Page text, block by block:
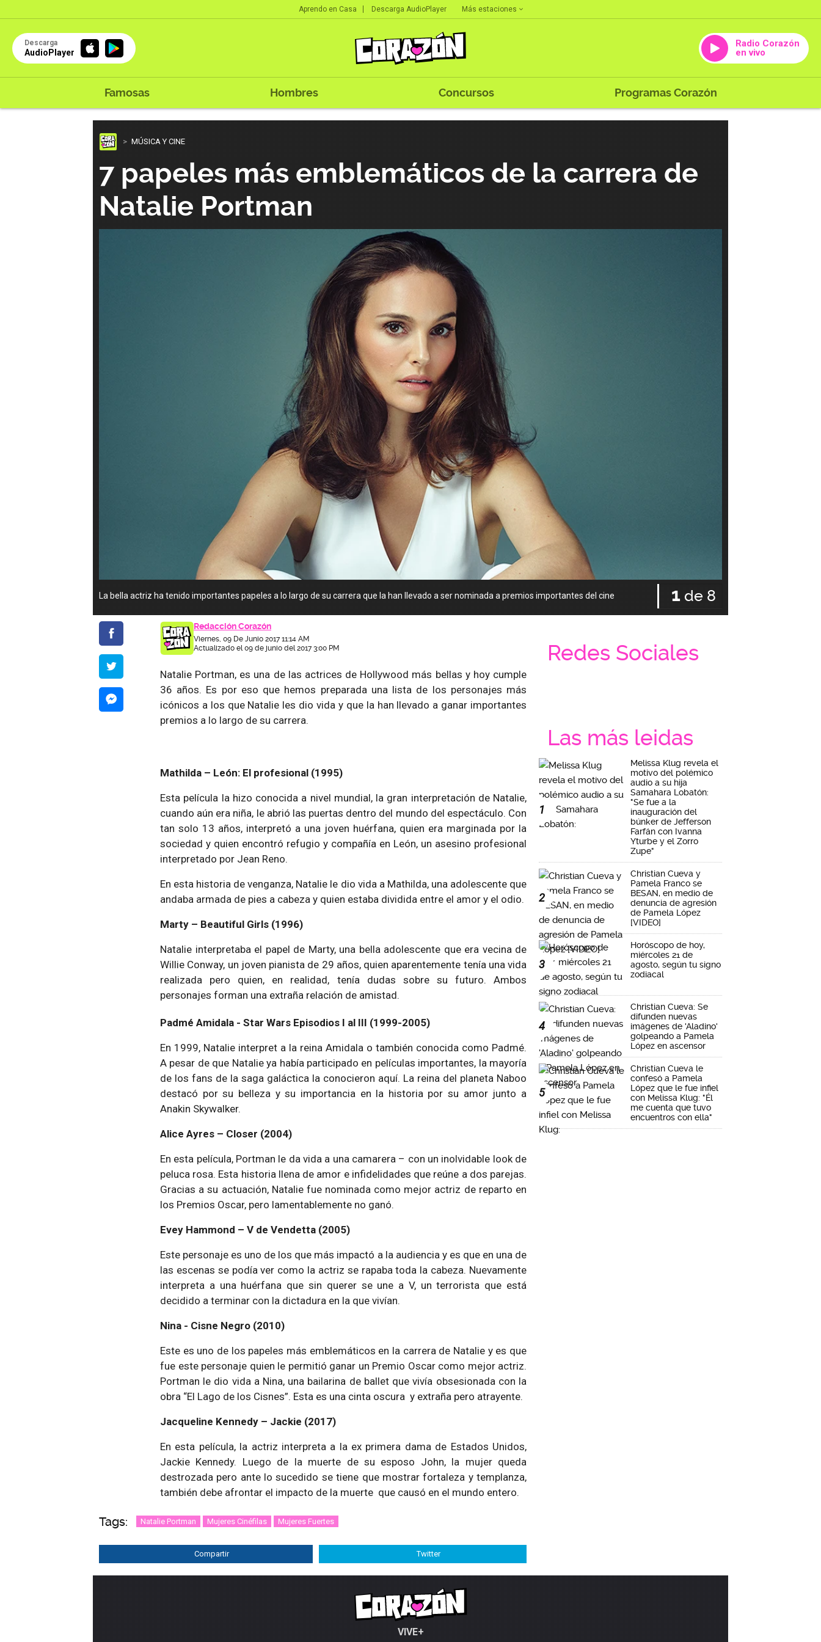
Aprendo en Casa Descarga AudioPlayer Más estaciones
Descarga
AudioPlayer
Radio Corazón
en vivo
Famosas Hombres Concursos Programas Corazón
MÚSICA Y CINE
7 papeles más emblemáticos de la carrera de
Natalie Portman
La bella actriz ha tenido importantes papeles a lo largo de su carrera que la han llevado a ser nominada a premios importantes del cine 1 de 8
Redacción Corazón
Viernes, 09 De Junio 2017 11:14 AM
Actualizado el 09 de junio del 2017 3:00 PM
Natalie Portman, es una de las actrices de Hollywood más bellas y hoy cumple
36 años. Es por eso que hemos preparada una lista de los personajes más
icónicos a los que Natalie les dio vida y que la han llevado a ganar importantes
premios a lo largo de su carrera.
Mathilda – León: El profesional (1995)
Esta película la hizo conocida a nivel mundial, la gran interpretación de Natalie,
cuando aún era niña, le abrió las puertas dentro del mundo del espectáculo. Con
tan solo 13 años, interpretó a una joven huérfana, quien era marginada por la
sociedad y quien encontró refugio y compañía en León, un asesino profesional
interpretado por Jean Reno.
En esta historia de venganza, Natalie le dio vida a Mathilda, una adolescente que
andaba armada de pies a cabeza y quien estaba dividida entre el amor y el odio.
Marty – Beautiful Girls (1996)
Natalie interpretaba el papel de Marty, una bella adolescente que era vecina de
Willie Conway, un joven pianista de 29 años, quien aparentemente tenía una vida
realizada pero quien, en realidad, tenía dudas sobre su futuro. Ambos
personajes forman una extraña relación de amistad.
Padmé Amidala - Star Wars Episodios I al III (1999-2005)
En 1999, Natalie interpret a la reina Amidala o también conocida como Padmé.
A pesar de que Natalie ya había participado en películas importantes, la mayoría
de los fans de la saga galáctica la conocieron aquí. La reina del planeta Naboo
destacó por su belleza y su importancia en la historia por su amor junto a
Anakin Skywalker.
Alice Ayres – Closer (2004)
En esta película, Portman le da vida a una camarera – con un inolvidable look de
peluca rosa. Esta historia llena de amor e infidelidades que reúne a dos parejas.
Gracias a su actuación, Natalie fue nominada como mejor actriz de reparto en
los Premios Oscar, pero lamentablemente no ganó.
Evey Hammond – V de Vendetta (2005)
Este personaje es uno de los que más impactó a la audiencia y es que en una de
las escenas se podía ver como la actriz se rapaba toda la cabeza. Nuevamente
interpreta a una huérfana que sin querer se une a V, un terrorista que está
decidido a terminar con la dictadura en la que vivían.
Nina - Cisne Negro (2010)
Este es uno de los papeles más emblemáticos en la carrera de Natalie y es que
fue este personaje quien le permitió ganar un Premio Oscar como mejor actriz.
Portman le dio vida a Nina, una bailarina de ballet que vivía obsesionada con la
obra “El Lago de los Cisnes”. Esta es una cinta oscura y extraña pero atrayente.
Jacqueline Kennedy – Jackie (2017)
En esta película, la actriz interpreta a la ex primera dama de Estados Unidos,
Jackie Kennedy. Luego de la muerte de su esposo John, la mujer queda
destrozada pero ante lo sucedido se tiene que mostrar fortaleza y templanza,
también debe afrontar el impacto de la muerte que causó en el mundo entero.
Tags: Natalie Portman Mujeres Cinéfilas Mujeres Fuertes
Compartir Twitter
Redes Sociales
Las más leidas
1
Melissa Klug revela el
motivo del polémico
audio a su hija
Samahara Lobatón:
"Se fue a la
inauguración del
búnker de Jefferson
Farfán con Ivanna
Yturbe y el Zorro
Zupe"
2
Christian Cueva y
Pamela Franco se
BESAN, en medio de
denuncia de agresión
de Pamela López
[VIDEO]
3
Horóscopo de hoy,
miércoles 21 de
agosto, según tu signo
zodiacal
4
Christian Cueva: Se
difunden nuevas
imágenes de 'Aladino'
golpeando a Pamela
López en ascensor
5
Christian Cueva le
confesó a Pamela
López que le fue infiel
con Melissa Klug: "Él
me cuenta que tuvo
encuentros con ella"
VIVE+